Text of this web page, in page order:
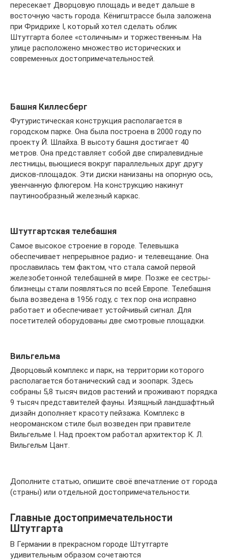
пересекает Дворцовую площадь и ведет дальше в
восточную часть города. Кёнигштрассе была заложена
при Фридрихе I, который хотел сделать облик
Штутгарта более «столичным» и торжественным. На
улице расположено множество исторических и
современных достопримечательностей.
Башня Киллесберг
Футуристическая конструкция располагается в
городском парке. Она была построена в 2000 году по
проекту Й. Шлайха. В высоту башня достигает 40
метров. Она представляет собой две спиралевидные
лестницы, вьющиеся вокруг параллельных друг другу
дисков-площадок. Эти диски нанизаны на опорную ось,
увенчанную флюгером. На конструкцию накинут
паутинообразный железный каркас.
Штутгартская телебашня
Самое высокое строение в городе. Телевышка
обеспечивает непрерывное радио- и телевещание. Она
прославилась тем фактом, что стала самой первой
железобетонной телебашней в мире. Позже ее сестры-
близнецы стали появляться по всей Европе. Телебашня
была возведена в 1956 году, с тех пор она исправно
работает и обеспечивает устойчивый сигнал. Для
посетителей оборудованы две смотровые площадки.
Вильгельма
Дворцовый комплекс и парк, на территории которого
располагается ботанический сад и зоопарк. Здесь
собраны 5,8 тысяч видов растений и проживают порядка
9 тысяч представителей фауны. Изящный ландшафтный
дизайн дополняет красоту пейзажа. Комплекс в
неороманском стиле был возведен при правителе
Вильгельме I. Над проектом работал архитектор К. Л.
Вильгельм Цант.
Дополните статью, опишите своё впечатление от города
(страны) или отдельной достопримечательности.
Главные достопримечательности
Штутгарта
В Германии в прекрасном городе Штутгарте
удивительным образом сочетаются